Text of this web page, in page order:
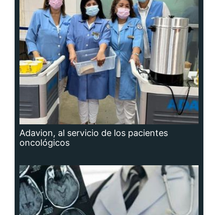
Adavion, al servicio de los pacientes
oncológicos